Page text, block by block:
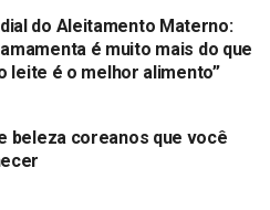
do Aleitamento Materno:
é muito mais do que
leite é o melhor alimento”
beleza coreanos que você